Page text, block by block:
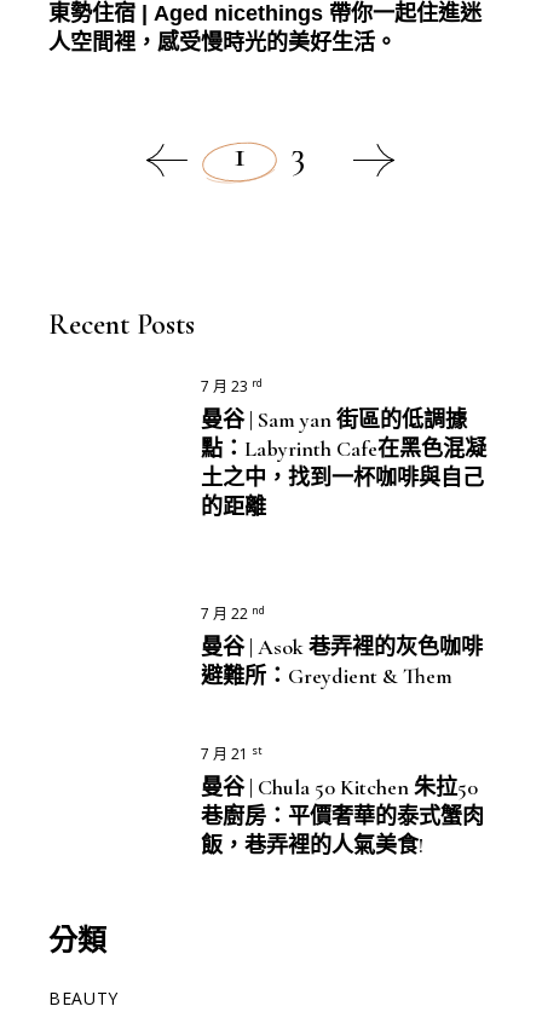
東勢住宿 | Aged nicethings 帶你一起住進迷
人空間裡，感受慢時光的美好生活。
1 3
Recent Posts
7 月 23 rd
曼谷 | Sam yan 街區的低調據
點：Labyrinth Cafe在黑色混凝
土之中，找到一杯咖啡與自己
的距離
7 月 22 nd
曼谷 | Asok 巷弄裡的灰色咖啡
避難所：Greydient & Them
7 月 21 st
曼谷 | Chula 50 Kitchen 朱拉50
巷廚房：平價奢華的泰式蟹肉
飯，巷弄裡的人氣美食!
分類
BEAUTY